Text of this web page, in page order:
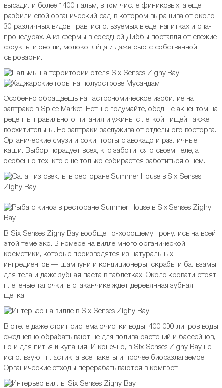
высадили более 1400 пальм, в том числе финиковых, а еще
разбили свой органический сад, в котором выращивают около
30 различных видов трав, используемых в еде, напитках и спа-
процедурах. А из фермы в соседней Диббы поставляют свежие
фрукты и овощи, молоко, яйца и даже сыр с собственной
сыроварни.
Особенно обращаешь на гастрономическое изобилие на
завтраке в Spice Market. Нет, не подумайте, обеды с акцентом на
рецепты правильного питания и ужины с легкой пищей также
восхитительны. Но завтраки заслуживают отдельного восторга.
Органические смузи и соки, тосты с авокадо и различные
каши. Выбор порадует всех, кто заботится о своем теле, а
особенно тех, кто еще только собирается заботиться о нем.
В Six Senses Zighy Bay вообще по-хорошему тронулись на всей
этой теме эко. В номере на вилле много органической
косметики, которые производятся из натуральных
ингредиентов — шампуни и кондиционеры, скрабы и бальзамы
для тела и даже зубная паста в таблетках. Около кровати стоят
плетеные тапочки, в стаканчике ждет деревянная зубная
щетка.
В отеле даже стоит система очистки воды, 400 000 литров воды
ежедневно обрабатывают не для полива растений и бассейнов,
но и для питья и купания. И конечно, в Six Senses Zighy Bay не
используют пластик, а все пакеты и прочее биоразлагаемое.
Органические отходы перерабатываются в компост.